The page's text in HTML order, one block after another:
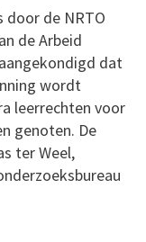
door de NRTO
de Arbeid
dat
wordt
leerrechten voor
genoten. De
ter Weel,